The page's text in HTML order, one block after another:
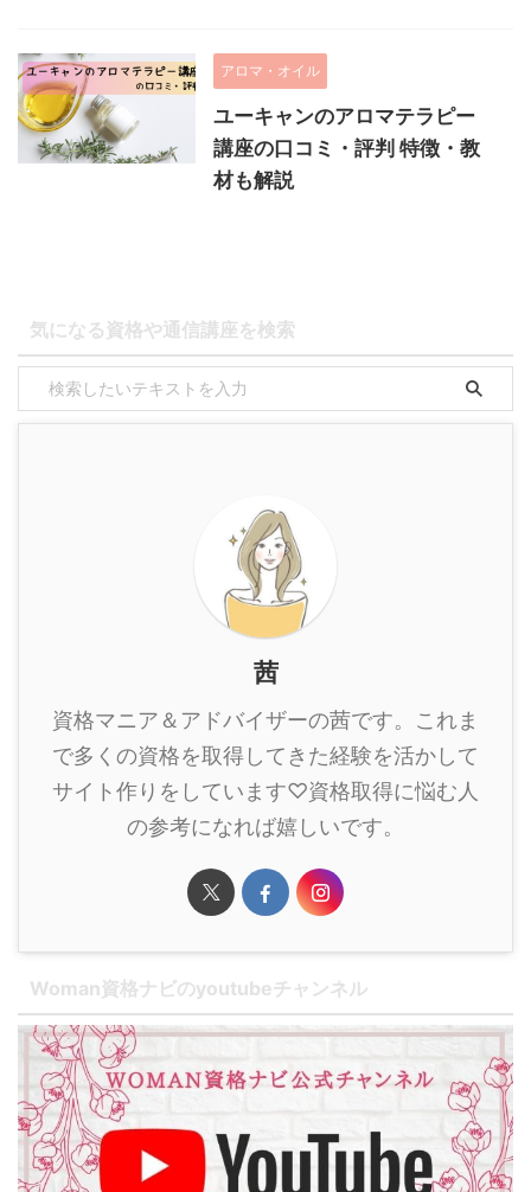
アロマ・オイル
ユーキャンのアロマテラピー
講座の口コミ・評判 特徴・教
材も解説
気になる資格や通信講座を検索
茜
資格マニア＆アドバイザーの茜です。これま
で多くの資格を取得してきた経験を活かして
サイト作りをしています♡資格取得に悩む人
の参考になれば嬉しいです。
Woman資格ナビのyoutubeチャンネル